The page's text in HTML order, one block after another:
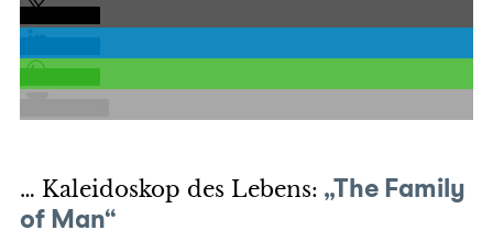
… Kaleidoskop des Lebens: „The Family
of Man“